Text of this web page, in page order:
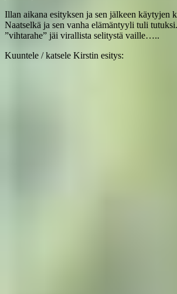
Illan aikana esityksen ja sen jälkeen käytyjen
Naatselkä ja sen vanha elämäntyyli tuli
”vihtarahe” jäi virallista selitystä vaille…..
Kuuntele / katsele Kirstin esitys: